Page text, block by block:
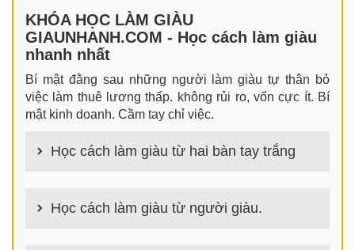
KHÓA HỌC LÀM GIÀU
GIAUNHANH.COM - Học cách làm giàu
nhanh nhất
Bí mật đằng sau những người làm giàu tự thân bỏ
việc làm thuê lương thấp. không rủi ro, vốn cực ít. Bí
mật kinh doanh. Cầm tay chỉ việc.
Học cách làm giàu từ hai bàn tay trắng
nhưng hiệu quả bất ngờ. Bạn có thể thành công ngay
cả khi không có gì trong tay.
Học cách làm giàu từ người giàu.